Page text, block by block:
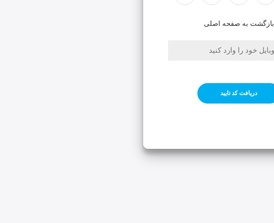
بازگشت به صفحه اصلی
دریافت کد تایید
برای ورود به پنل کاربری خود از این بخش وارد